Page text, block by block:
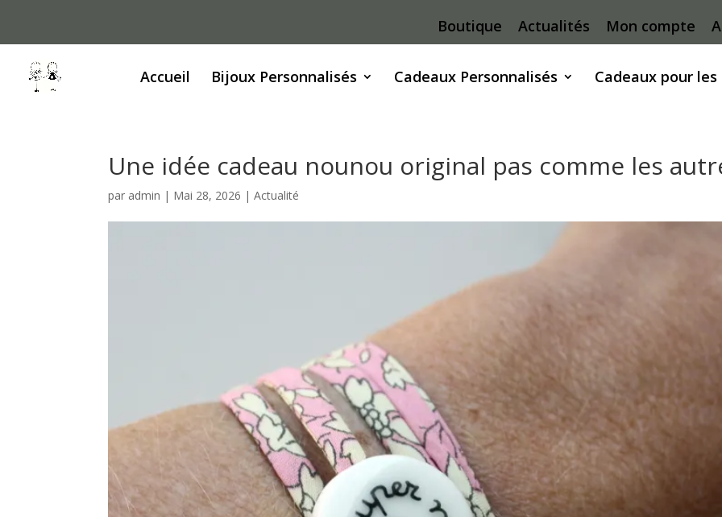
Boutique Actualités Mon compte
Accueil
Bijoux Personnalisés Cadeaux Personnalisés Cadeaux pour les
Une idée cadeau nounou original pas comme les
par admin | Mai 28, 2026 |Actualité